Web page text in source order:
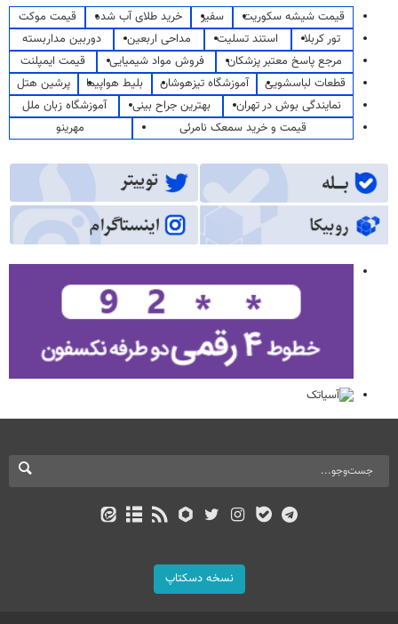
قیمت شیشه سکوریت سفیر خرید طلای آب شده
قیمت موکت
تور کربلا
استند تسلیت مداحی اربعین
دوربین مداربسته
مرجع پاسخ معتبر پزشکان
فروش مواد شیمیایی
قیمت ایمپلنت
قطعات لباسشویی
آموزشگاه تیزهوشان بلیط هواپیما
پرشین هتل
نمایندگی بوش در تهران
بهترین جراح بینی
آموزشگاه زبان ملل
قیمت و خرید سمعک نامرئی
مهرینو
نسخه دسکتاپ